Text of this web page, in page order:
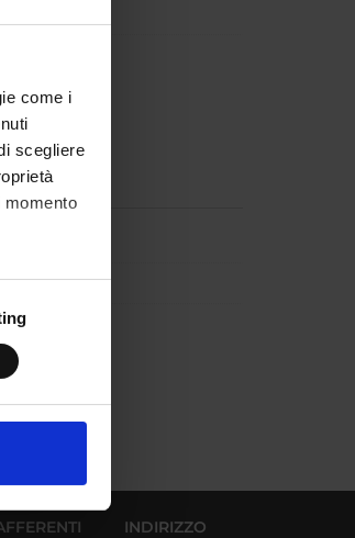
come i
scegliere
momento
loro o
INDIRIZZO